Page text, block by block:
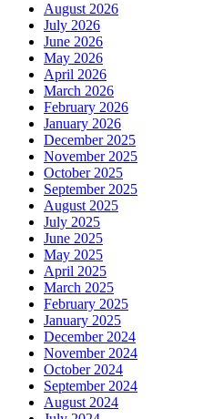
August 2026
July 2026
June 2026
May 2026
April 2026
March 2026
February 2026
January 2026
December 2025
November 2025
October 2025
September 2025
August 2025
July 2025
June 2025
May 2025
April 2025
March 2025
February 2025
January 2025
December 2024
November 2024
October 2024
September 2024
August 2024